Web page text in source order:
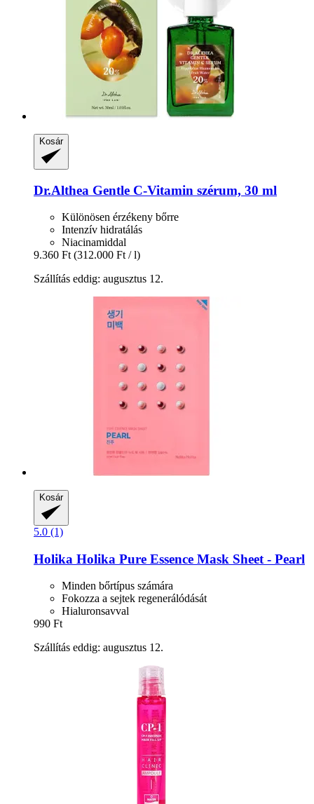
Kosár
Dr.Althea Gentle C-​Vitamin szérum, 30 ml
Különösen érzékeny bőrre
Intenzív hidratálás
Niacinamiddal
9.360 Ft (312.000 Ft / l)
Szállítás eddig: augusztus 12.
Kosár
5.0 (1)
Holika Holika Pure Essence Mask Sheet -​ Pearl
Minden bőrtípus számára
Fokozza a sejtek regenerálódását
Hialuronsavval
990 Ft
Szállítás eddig: augusztus 12.